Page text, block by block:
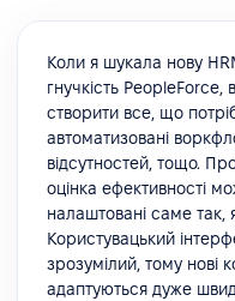
Коли я шукала нову
гнучкість PeopleForce,
створити все, що
автоматизовані
відсутностей, тощо.
оцінка ефективності
налаштовані саме так,
Користувацький
зрозумілий, тому нові
адаптуються дуже